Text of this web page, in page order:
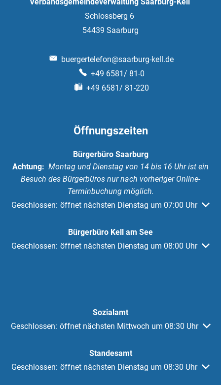
Schlossberg 6
54439 Saarburg
buergertelefon@saarburg-kell.de
+49 6581/ 81-0
+49 6581/ 81-220
Öffnungszeiten
Bürgerbüro Saarburg
Achtung: Montag und Dienstag von 14 bis 16 Uhr ist ein
Besuch des Bürgerbüros nur nach vorheriger Online-
Terminbuchung möglich.
Klicken, um weitere Öffnungs- oder Schließzeiten
Geschlossen: öffnet nächsten Dienstag um 07:00 Uhr
Bürgerbüro Kell am See
Klicken, um weitere Öffnungs- oder Schließzeiten
Geschlossen: öffnet nächsten Dienstag um 08:00 Uhr
Sozialamt
Klicken, um weitere Öffnungs- oder Schließzeiten
Geschlossen: öffnet nächsten Mittwoch um 08:30 Uhr
Standesamt
Klicken, um weitere Öffnungs- oder Schließzeiten
Geschlossen: öffnet nächsten Dienstag um 08:30 Uhr